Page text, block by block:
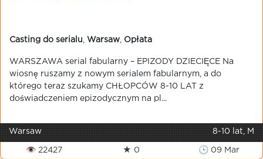
Casting do serialu Warsaw Opłata
WARSZAWA serial fabularny – EPIZODY DZIECIĘCE Na
wiosnę ruszamy z nowym serialem fabularnym, a do
którego teraz szukamy CHŁOPCÓW 8-10 LAT z
doświadczeniem epizodycznym na pl...
Warsaw 8-10 lat, M
👁 22427 ★ 0 🕒 09 Mar